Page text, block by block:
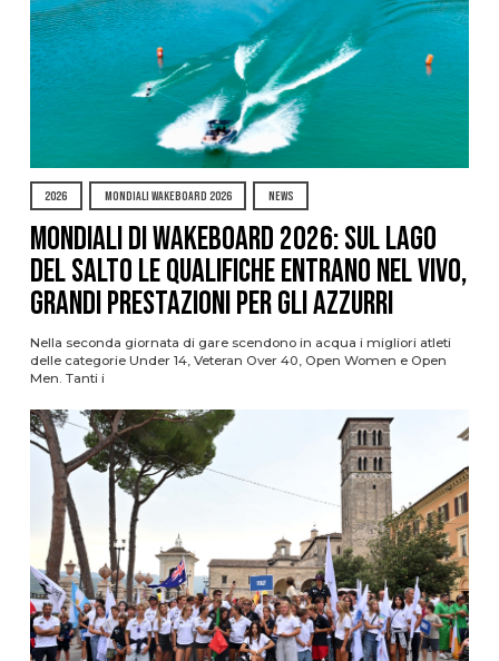
2026 MONDIALI WAKEBOARD 2026 NEWS
Mondiali di Wakeboard 2026: sul Lago
del Salto le qualifiche entrano nel vivo,
grandi prestazioni per gli azzurri
Nella seconda giornata di gare scendono in acqua i migliori atleti
delle categorie Under 14, Veteran Over 40, Open Women e Open
Men. Tanti i